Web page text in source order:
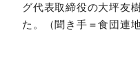
グ代表取締役の大坪友
た。（聞き手＝食団連